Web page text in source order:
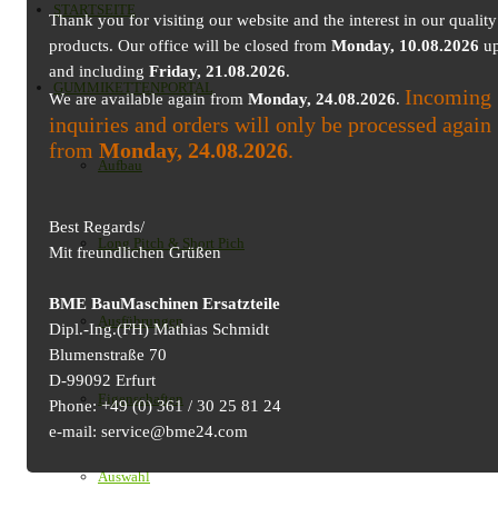
STARTSEITE
GUMMIKETTENPORTAL
Aufbau
Long Pitch & Short Pich
Ausführungen
Eigenschaften
Auswahl
Thank you for visiting our website and the interest in our quality
products. Our office will be closed from Monday, 10.08.2026
and including Friday, 21.08.2026.
We are available again from Monday, 24.08.2026. Incoming
inquiries and orders will only be processed again
from Monday, 24.08.2026.
Best Regards/
Mit freundlichen Grüßen
BME BauMaschinen Ersatzteile
Dipl.-Ing.(FH) Mathias Schmidt
Blumenstraße 70
D-99092 Erfurt
Phone: +49 (0) 361 / 30 25 81 24
e-mail: service@bme24.com